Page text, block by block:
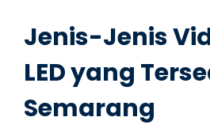
Jenis-Jenis
LED yang
Semarang